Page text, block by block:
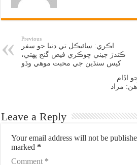
Previous
اڪري: سائيڪل تي دنيا جو سفر
ڪندڙ چيني ڇوڪري فيض گنج پهتي،
کيس سنڌين جي محبت موهي وڌو
اڏام
مراد
Leave a Reply
Your email address will not be
marked *
Comment *